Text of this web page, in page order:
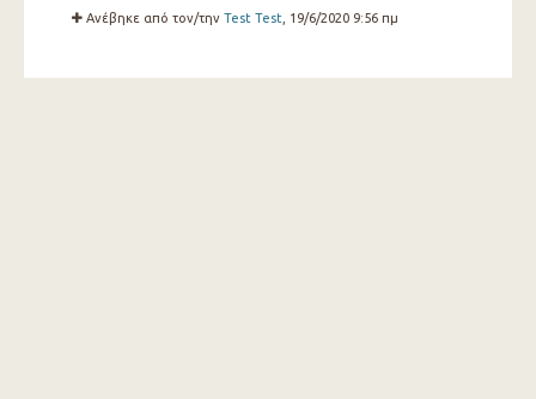
Ανέβηκε από τον/την Test Test , 19/6/2020 9:56 πμ